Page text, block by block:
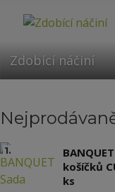
Zdobící náčiní
1.
košíčků
ks